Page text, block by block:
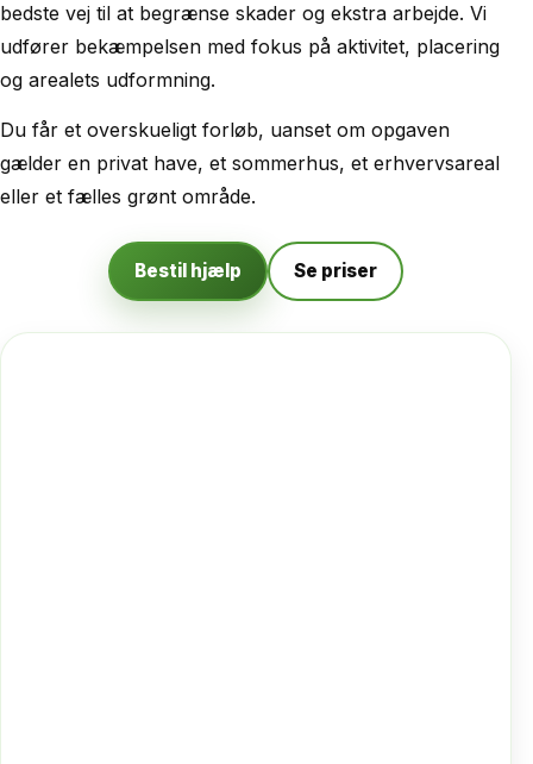
bedste vej til at begrænse skader og ekstra arbejde. Vi
udfører bekæmpelsen med fokus på aktivitet, placering
og arealets udformning.
Du får et overskueligt forløb, uanset om opgaven
gælder en privat have, et sommerhus, et erhvervsareal
eller et fælles grønt område.
Bestil hjælp Se priser